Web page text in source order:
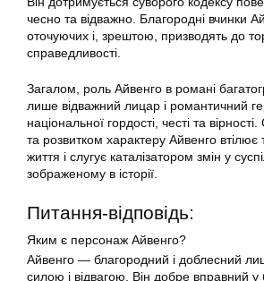
чесно та відважно. Благородні вчинки
оточуючих і, зрештою, призводять до
справедливості.
Загалом, роль Айвенго в романі
лише відважний лицар і романтичний
національної гордості, честі та
та розвитком характеру Айвенго
життя і слугує каталізатором змін у
зображеному в історії.
Питання-відповідь:
Яким є персонаж Айвенго?
Айвенго — благородний і доблесний
силою і відвагою. Він добре вправний у